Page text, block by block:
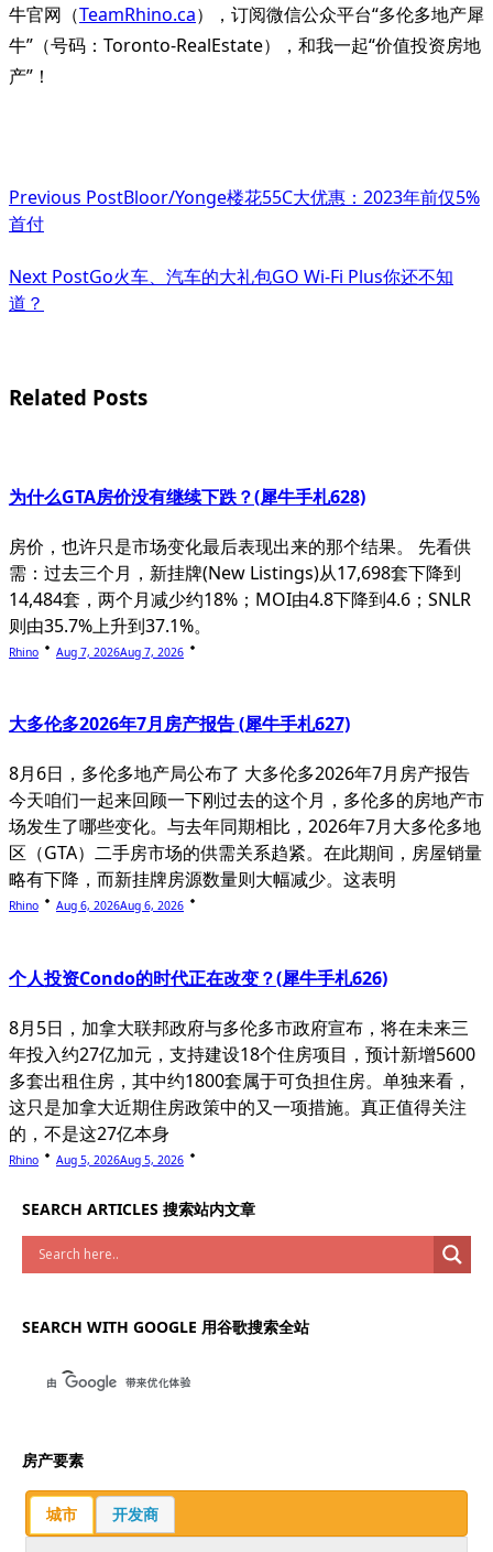
牛官网（TeamRhino.ca），订阅微信公众平台“多伦多地产犀
牛”（号码：Toronto-RealEstate），和我一起“价值投资房地
产”！
class="nav-
screen-
Previous PostBloor/Yonge楼花55C大优惠：2023年前仅5%
首付
Next PostGo火车、汽车的大礼包GO Wi-Fi Plus你还不知
道？
Related Posts
为什么GTA房价没有继续下跌？(犀牛手札628)
房价，也许只是市场变化最后表现出来的那个结果。 先看供
需：过去三个月，新挂牌(New Listings)从17,698套下降到
14,484套，两个月减少约18%；MOI由4.8下降到4.6；SNLR
则由35.7%上升到37.1%。
Rhino Aug 7, 2026Aug 7, 2026
大多伦多2026年7月房产报告 (犀牛手札627)
8月6日，多伦多地产局公布了 大多伦多2026年7月房产报告
今天咱们一起来回顾一下刚过去的这个月，多伦多的房地产市
场发生了哪些变化。与去年同期相比，2026年7月大多伦多地
区（GTA）二手房市场的供需关系趋紧。在此期间，房屋销量
略有下降，而新挂牌房源数量则大幅减少。这表明
Rhino Aug 6, 2026Aug 6, 2026
个人投资Condo的时代正在改变？(犀牛手札626)
8月5日，加拿大联邦政府与多伦多市政府宣布，将在未来三
年投入约27亿加元，支持建设18个住房项目，预计新增5600
多套出租住房，其中约1800套属于可负担住房。单独来看，
这只是加拿大近期住房政策中的又一项措施。真正值得关注
的，不是这27亿本身
Rhino Aug 5, 2026Aug 5, 2026
SEARCH ARTICLES 搜索站内文章
SEARCH WITH GOOGLE 用谷歌搜索全站
房产要素
城市 开发商